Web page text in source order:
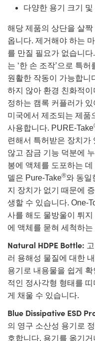
다양한 용기 크기 및
해당 제품의 상단을 살
옵니다. 제거해야 하는
를 만질 필요가 없습니
는 ‘한 손 조작’으로 특
원활한 작동이 가능합니
하지 않아 환경 친화적
정하는 캠록 커플러가
미국에서 제조되는 제품
사용합니다. PURE-Take
련해서 특허받은 장치가
않고 잠금 기능 덕분에
봉에 액체를 도포하는
델은 Pure-Take®와 동일
지 장치가 없기 때문에
생할 수 있습니다. One-
사를 해도 물방울이 튀지
에 액체를 묻혀 세척하
Natural HDPE Bottle:
러 용해성 물질에 대한
용기로 내용물을 쉽게
적인 정사각형 형태를
게 채울 수 있습니다.
Blue Dissipative ESD
의 영구 소산성 용기로
호합니다. 용기를 옮기